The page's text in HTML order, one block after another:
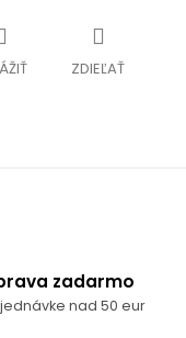
ZDIEĽAŤ
zadarmo
nad 50 eur